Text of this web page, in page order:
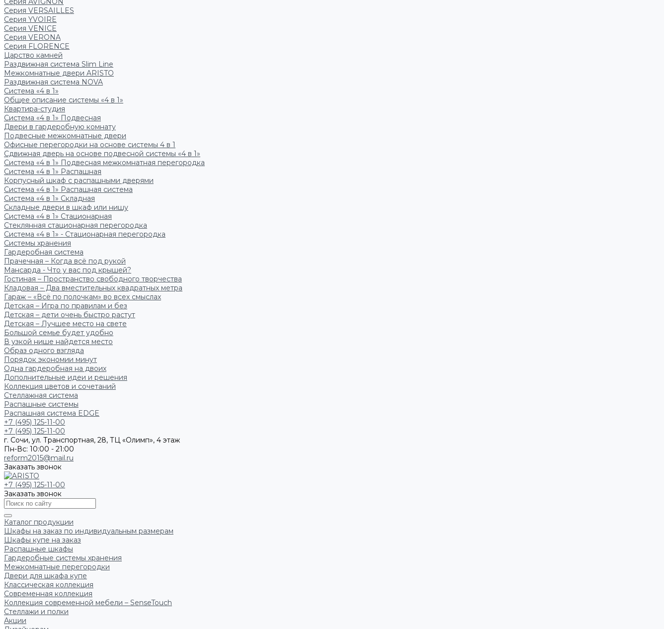
Серия VERSAILLES
Серия YVOIRE
Серия VENICE
Серия VERONA
Серия FLORENCE
Царство камней
Раздвижная система Slim Line
Межкомнатные двери ARISTO
Раздвижная система NOVA
Система «4 в 1»
Общее описание системы «4 в 1»
Квартира-студия
Система «4 в 1» Подвесная
Двери в гардеробную комнату
Подвесные межкомнатные двери
Офисные перегородки на основе системы 4 в 1
Сдвижная дверь на основе подвесной системы «4 в 1»
Система «4 в 1» Подвесная межкомнатная перегородка
Система «4 в 1» Распашная
Корпусный шкаф с распашными дверями
Система «4 в 1» Распашная система
Система «4 в 1» Складная
Складные двери в шкаф или нишу
Система «4 в 1» Стационарная
Стеклянная стационарная перегородка
Система «4 в 1» - Стационарная перегородка
Системы хранения
Гардеробная система
Прачечная – Когда всё под рукой
Мансарда - Что у вас под крышей?
Гостиная – Пространство свободного творчества
Кладовая – Два вместительных квадратных метра
Гараж – «Всё по полочкам» во всех смыслах
Детская – Игра по правилам и без
Детская – дети очень быстро растут
Детская – Лучшее место на свете
Большой семье будет удобно
В узкой нише найдется место
Образ одного взгляда
Порядок экономии минут
Одна гардеробная на двоих
Дополнительные идеи и решения
Коллекция цветов и сочетаний
Стеллажная система
Распашные системы
Распашная система EDGE
+7 (495) 125-11-00
+7 (495) 125-11-00
г. Сочи, ул. Транспортная, 28, ТЦ «Олимп», 4 этаж
Пн-Вс: 10:00 - 21:00
reform2015@mail.ru
Заказать звонок
+7 (495) 125-11-00
Заказать звонок
Каталог продукции
Шкафы на заказ по индивидуальным размерам
Шкафы купе на заказ
Распашные шкафы
Гардеробные системы хранения
Межкомнатные перегородки
Двери для шкафа купе
Классическая коллекция
Современная коллекция
Коллекция современной мебели – SenseTouch
Стеллажи и полки
Акции